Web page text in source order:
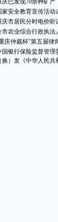
庆已发现70余种矿产
家安全教育宣传活
庆市居民分时电价听
市农业综合行政执法
庆仲裁杯”第五届律
国银行保险监督管理
（换）发《中华人民